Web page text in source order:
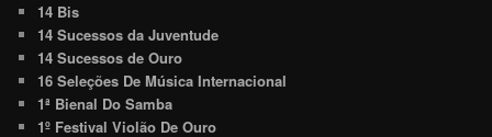
14 Bis
14 Sucessos da Juventude
14 Sucessos de Ouro
16 Seleções De Música Internacional
1ª Bienal Do Samba
1º Festival Violão De Ouro